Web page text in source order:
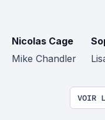
Nicolas Cage
Mike Chandler
VOIR